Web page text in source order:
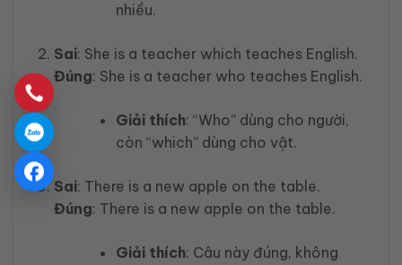
nhiều.
Sai: She is a teacher which teaches English.
Đúng: She is a teacher who teaches English.
Giải thích: “Who” dùng cho người,
còn “which” dùng cho vật.
Sai: There is a new apple on the table.
Đúng: There is a new apple on the table.
Giải thích: Câu này đúng, không